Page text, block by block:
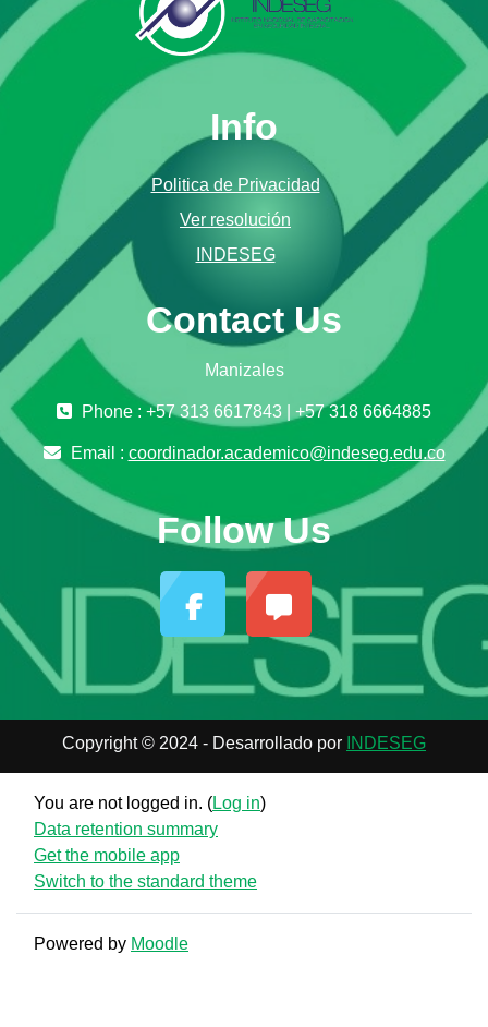
Info
Politica de Privacidad
Ver resolución
INDESEG
Contact Us
Manizales
Phone : +57 313 6617843 | +57 318 6664885
Email : coordinador.academico@indeseg.edu.co
Follow Us
Copyright © 2024 - Desarrollado por INDESEG
You are not logged in. (Log in)
Data retention summary
Get the mobile app
Switch to the standard theme
Powered by Moodle